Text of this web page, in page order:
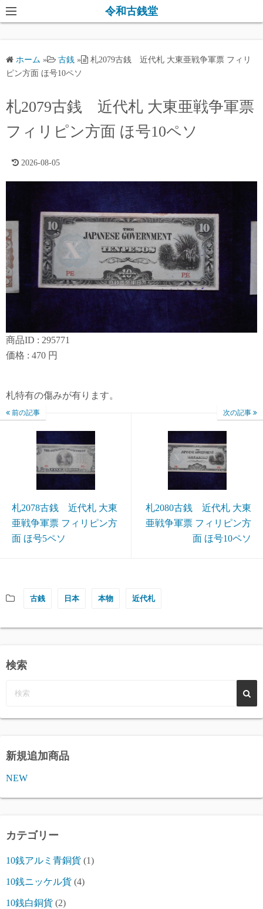
コ
ン
ツ
キ
ッ
令和古銭堂
ホーム » 古銭 »
札2079古銭 近代札 大東亜戦争軍票 フィリ
ピン方面 ほ号10ペソ
札2079古銭 近代札 大東亜戦争軍票
フィリピン方面 ほ号10ペソ
2026-08-05
商品ID : 295771
価格 : 470 円
札特有の傷みが有ります。
前の記事
札2078古銭 近代札 大東
亜戦争軍票 フィリピン方
面 ほ号5ペソ
次の記事
札2080古銭 近代札 大東
亜戦争軍票 フィリピン方
面 ほ号10ペソ
古銭 日本 本物 近代札
検索
新規追加商品
NEW
カテゴリー
10銭アルミ青銅貨 (1)
10銭ニッケル貨 (4)
10銭白銅貨 (2)